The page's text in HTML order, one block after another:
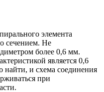
элемента
сечением. Не
более 0,6 мм.
является 0,6
и схема соединения
при